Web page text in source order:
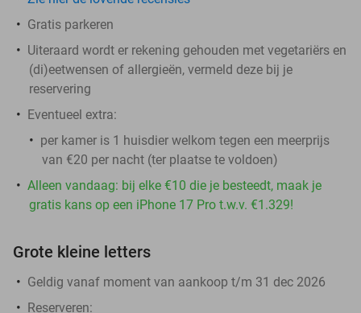
Gratis parkeren
Uiteraard wordt er rekening gehouden met vegetariërs en
(di)eetwensen of allergieën, vermeld deze bij je
reservering
Eventueel extra:
per kamer is 1 huisdier welkom tegen een meerprijs
van €20 per nacht (ter plaatse te voldoen)
Alleen vandaag: bij elke €10 die je besteedt, maak je
gratis kans op een iPhone 17 Pro t.w.v. €1.329!
Grote kleine letters
Geldig vanaf moment van aankoop t/m 31 dec 2026
Reserveren: